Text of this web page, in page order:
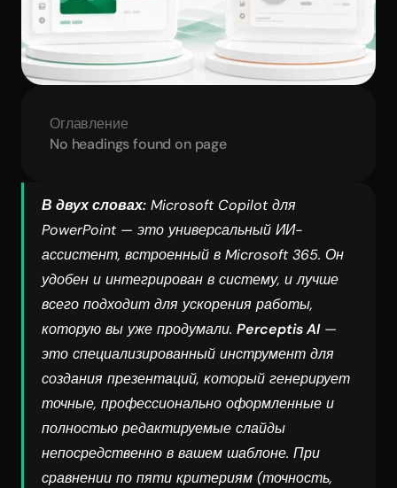
Оглавление
No headings found on page
В двух словах: Microsoft Copilot для
PowerPoint — это универсальный ИИ-
ассистент, встроенный в Microsoft 365. Он
удобен и интегрирован в систему, и лучше
всего подходит для ускорения работы,
которую вы уже продумали. Perceptis AI —
это специализированный инструмент для
создания презентаций, который генерирует
точные, профессионально оформленные и
полностью редактируемые слайды
непосредственно в вашем шаблоне. При
сравнении по пяти критериям (точность,